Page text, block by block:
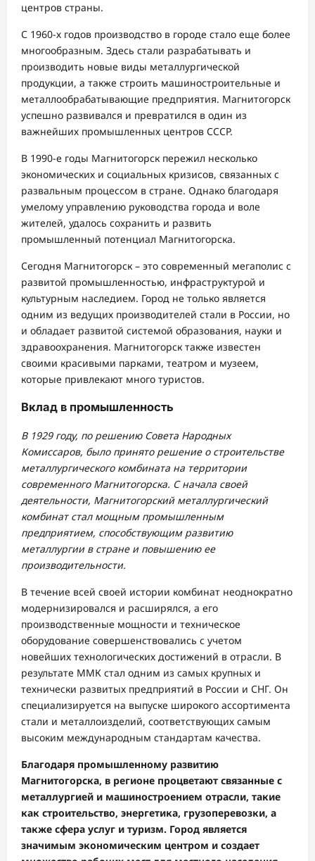
центров страны.
С 1960-х годов производство в городе стало еще более
многообразным. Здесь стали разрабатывать и
производить новые виды металлургической
продукции, а также строить машиностроительные и
металлообрабатывающие предприятия. Магнитогорск
успешно развивался и превратился в один из
важнейших промышленных центров СССР.
В 1990-е годы Магнитогорск пережил несколько
экономических и социальных кризисов, связанных с
развальным процессом в стране. Однако благодаря
умелому управлению руководства города и воле
жителей, удалось сохранить и развить
промышленный потенциал Магнитогорска.
Сегодня Магнитогорск – это современный мегаполис с
развитой промышленностью, инфраструктурой и
культурным наследием. Город не только является
одним из ведущих производителей стали в России, но
и обладает развитой системой образования, науки и
здравоохранения. Магнитогорск также известен
своими красивыми парками, театром и музеем,
которые привлекают много туристов.
Вклад в промышленность
В 1929 году, по решению Совета Народных
Комиссаров, было принято решение о строительстве
металлургического комбината на территории
современного Магнитогорска. С начала своей
деятельности, Магнитогорский металлургический
комбинат стал мощным промышленным
предприятием, способствующим развитию
металлургии в стране и повышению ее
производительности.
В течение всей своей истории комбинат неоднократно
модернизировался и расширялся, а его
производственные мощности и техническое
оборудование совершенствовались с учетом
новейших технологических достижений в отрасли. В
результате ММК стал одним из самых крупных и
технически развитых предприятий в России и СНГ. Он
специализируется на выпуске широкого ассортимента
стали и металлоизделий, соответствующих самым
высоким международным стандартам качества.
Благодаря промышленному развитию
Магнитогорска, в регионе процветают связанные с
металлургией и машиностроением отрасли, такие
как строительство, энергетика, грузоперевозки, а
также сфера услуг и туризм. Город является
значимым экономическим центром и создает